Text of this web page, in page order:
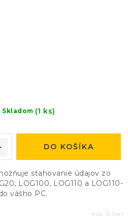
Skladom (1 ks)
DO KOŠÍKA
sťahovanie údajov zo
LOG100, LOG110 a LOG110-
vášho PC.
Kód: 31.1041